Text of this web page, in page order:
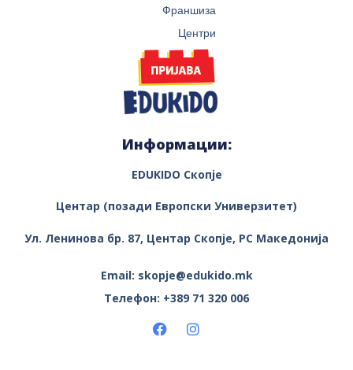
Информации:
EDUKIDO Скопје
Центар (позади Европски Универзитет)
Ул. Ленинова бр. 87, Центар Скопје, РС Македонија
Email: skopje@edukido.mk
Телефон: +389 71 320 006
Франшиза
Центри